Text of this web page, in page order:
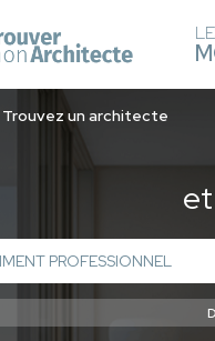
Trouvez un architecte